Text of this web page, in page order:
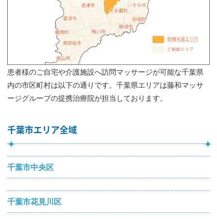
患者様のご自宅や介護施設へ訪問マッサージが可能な千葉県
内の市区町村は以下の通りです。千葉県エリアは藤和マッサ
ージグループの提携治療院が担当しております。
千葉市エリア全域
千葉市中央区
千葉市花見川区